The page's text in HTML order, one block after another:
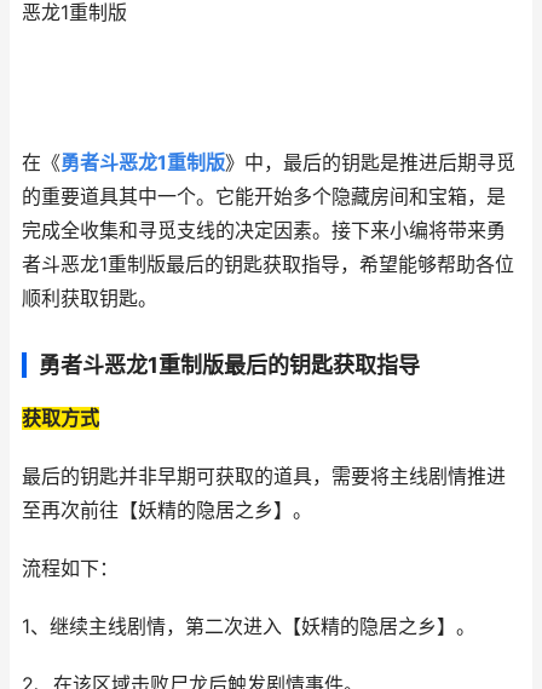
恶龙1重制版
在《勇者斗恶龙1重制版》中，最后的钥匙是推进后期寻觅
的重要道具其中一个。它能开始多个隐藏房间和宝箱，是
完成全收集和寻觅支线的决定因素。接下来小编将带来勇
者斗恶龙1重制版最后的钥匙获取指导，希望能够帮助各位
顺利获取钥匙。
勇者斗恶龙1重制版最后的钥匙获取指导
获取方式
最后的钥匙并非早期可获取的道具，需要将主线剧情推进
至再次前往【妖精的隐居之乡】。
流程如下：
1、继续主线剧情，第二次进入【妖精的隐居之乡】。